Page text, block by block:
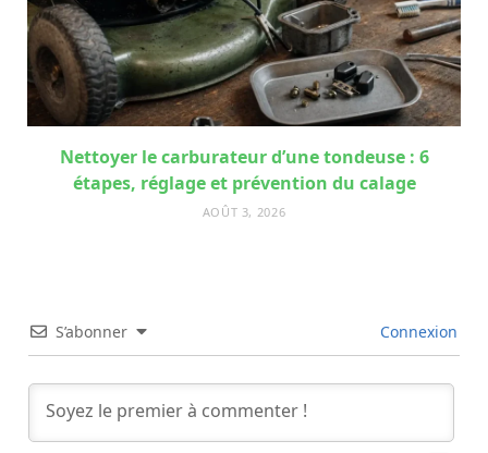
Nettoyer le carburateur d’une tondeuse : 6
étapes, réglage et prévention du calage
AOÛT 3, 2026
S’abonner Connexion